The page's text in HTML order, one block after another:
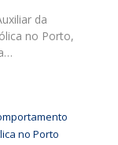
da
no Porto,
no Porto